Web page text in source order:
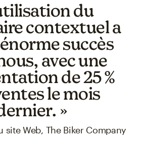
du
contextuel a
succès
avec une
de 25 %
le mois
»
site Web, The Biker Company